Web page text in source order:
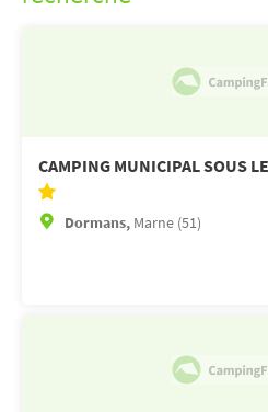
CAMPING MUNICIPAL SOUS
Dormans, Marne (51)